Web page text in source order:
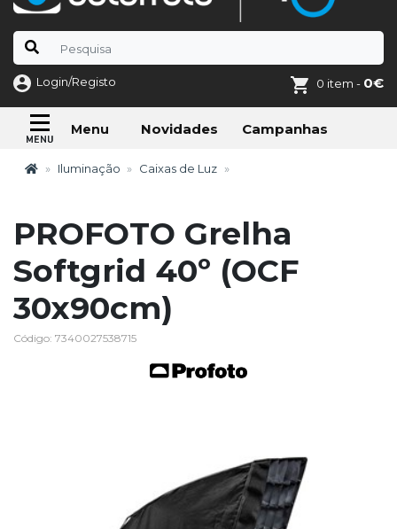
Login/Registo 0 item - 0€
Menu Novidades Campanhas
Iluminação Caixas de Luz
PROFOTO Grelha
Softgrid 40º (OCF
30x90cm)
Código: 7340027538715